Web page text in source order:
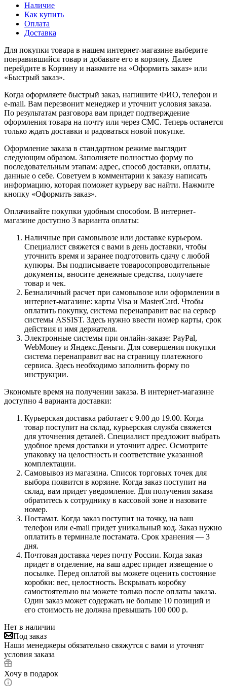
Наличие
Как купить
Оплата
Доставка
Для покупки товара в нашем интернет-магазине выберите
понравившийся товар и добавьте его в корзину. Далее
перейдите в Корзину и нажмите на «Оформить заказ» или
«Быстрый заказ».
Когда оформляете быстрый заказ, напишите ФИО, телефон и
e-mail. Вам перезвонит менеджер и уточнит условия заказа.
По результатам разговора вам придет подтверждение
оформления товара на почту или через СМС. Теперь останется
только ждать доставки и радоваться новой покупке.
Оформление заказа в стандартном режиме выглядит
следующим образом. Заполняете полностью форму по
последовательным этапам: адрес, способ доставки, оплаты,
данные о себе. Советуем в комментарии к заказу написать
информацию, которая поможет курьеру вас найти. Нажмите
кнопку «Оформить заказ».
Оплачивайте покупки удобным способом. В интернет-
магазине доступно 3 варианта оплаты:
Наличные при самовывозе или доставке курьером.
Специалист свяжется с вами в день доставки, чтобы
уточнить время и заранее подготовить сдачу с любой
купюры. Вы подписываете товаросопроводительные
документы, вносите денежные средства, получаете
товар и чек.
Безналичный расчет при самовывозе или оформлении в
интернет-магазине: карты Visa и MasterCard. Чтобы
оплатить покупку, система перенаправит вас на сервер
системы ASSIST. Здесь нужно ввести номер карты, срок
действия и имя держателя.
Электронные системы при онлайн-заказе: PayPal,
WebMoney и Яндекс.Деньги. Для совершения покупки
система перенаправит вас на страницу платежного
сервиса. Здесь необходимо заполнить форму по
инструкции.
Экономьте время на получении заказа. В интернет-магазине
доступно 4 варианта доставки:
Курьерская доставка работает с 9.00 до 19.00. Когда
товар поступит на склад, курьерская служба свяжется
для уточнения деталей. Специалист предложит выбрать
удобное время доставки и уточнит адрес. Осмотрите
упаковку на целостность и соответствие указанной
комплектации.
Самовывоз из магазина. Список торговых точек для
выбора появится в корзине. Когда заказ поступит на
склад, вам придет уведомление. Для получения заказа
обратитесь к сотруднику в кассовой зоне и назовите
номер.
Постамат. Когда заказ поступит на точку, на ваш
телефон или e-mail придет уникальный код. Заказ нужно
оплатить в терминале постамата. Срок хранения — 3
дня.
Почтовая доставка через почту России. Когда заказ
придет в отделение, на ваш адрес придет извещение о
посылке. Перед оплатой вы можете оценить состояние
коробки: вес, целостность. Вскрывать коробку
самостоятельно вы можете только после оплаты заказа.
Один заказ может содержать не больше 10 позиций и
его стоимость не должна превышать 100 000 р.
Нет в наличии
Под заказ
Наши менеджеры обязательно свяжутся с вами и уточнят
условия заказа
Хочу в подарок